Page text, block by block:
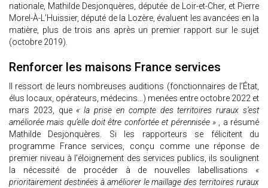
nationale, Mathilde Desjonquères, députée de Loir-et-Cher, et Pierre
Morel-À-L’Huissier, député de la Lozère, évaluent les avancées en la
matière, plus de trois ans après un premier rapport sur le sujet
(octobre 2019).
Renforcer les maisons France services
Il ressort de leurs nombreuses auditions (fonctionnaires de l’État,
élus locaux, opérateurs, médecins…) menées entre octobre 2022 et
mars 2023, que « la prise en compte des territoires ruraux s’est
améliorée mais qu’elle doit être confortée et pérennisée » , a résumé
Mathilde Desjonquères. Si les rapporteurs se félicitent du
programme France services, conçu comme une réponse de
premier niveau à l’éloignement des services publics, ils soulignent
la nécessité de procéder à de nouvelles labellisations «
prioritairement destinées à améliorer le maillage des territoires ruraux